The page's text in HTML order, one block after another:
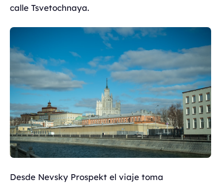
calle Tsvetochnaya.
Desde Nevsky Prospekt el viaje toma